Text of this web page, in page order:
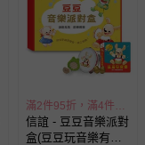
滿2件95折，滿4件89折
信誼 - 豆豆音樂派對
盒(豆豆玩音樂有聲